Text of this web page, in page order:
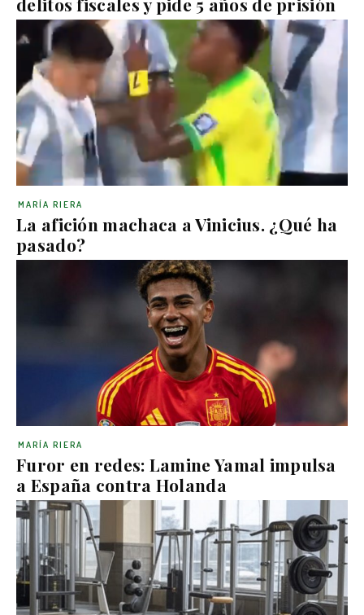
La afición machaca a Vinicius. ¿Qué ha
pasado?
MARÍA RIERA
Furor en redes: Lamine Yamal impulsa
a España contra Holanda
MARÍA RIERA